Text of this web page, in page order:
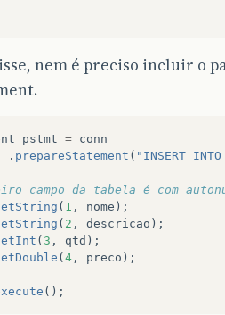
nem é preciso incluir o
pstmt = conn
. prepareStatement ( "INSERT INTO
campo da tabela é com
( 1 , nome );
( 2 , descricao );
( 3 , qtd );
(4 , preco );
();